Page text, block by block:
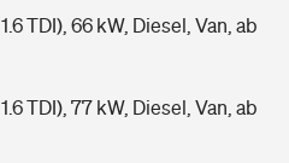
TDI), 66 kW, Diesel, Van, ab
TDI), 77 kW, Diesel, Van, ab